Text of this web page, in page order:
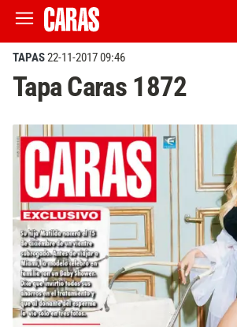
TAPAS22-11-2017 09:46
Tapa Caras 1872